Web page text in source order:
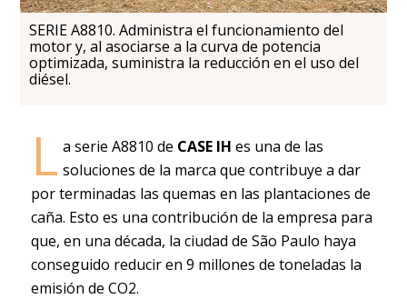
SERIE A8810. Administra el funcionamiento del
motor y, al asociarse a la curva de potencia
optimizada, suministra la reducción en el uso del
diésel.
L a serie A8810 de CASE IH es una de las
soluciones de la marca que contribuye a dar
por terminadas las quemas en las plantaciones de
caña. Esto es una contribución de la empresa para
que, en una década, la ciudad de São Paulo haya
conseguido reducir en 9 millones de toneladas la
emisión de CO2.